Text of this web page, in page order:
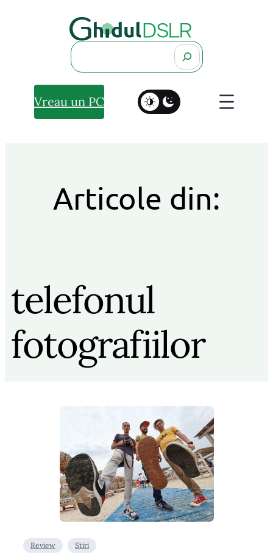
Search
Vreau un PC
Articole din:
telefonul
fotografiilor
Review Stiri